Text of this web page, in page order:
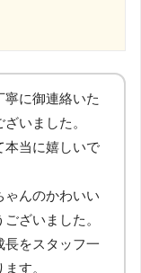
に御連絡いた
いました。
本当に嬉しいで
ゃんのかわいい
ざいました。
長をスタッフ一
す。